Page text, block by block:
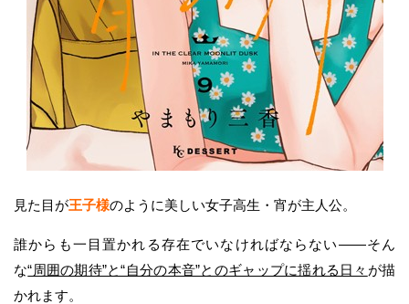
見た目が王子様のように美しい女子高生・宵が主人公。
誰からも一目置かれる存在でいなければならない——そん
な“周囲の期待”と“自分の本音”とのギャップに揺れる日々 が描
かれます。